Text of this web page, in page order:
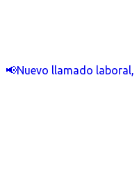
📢Nuevo llamado laboral,